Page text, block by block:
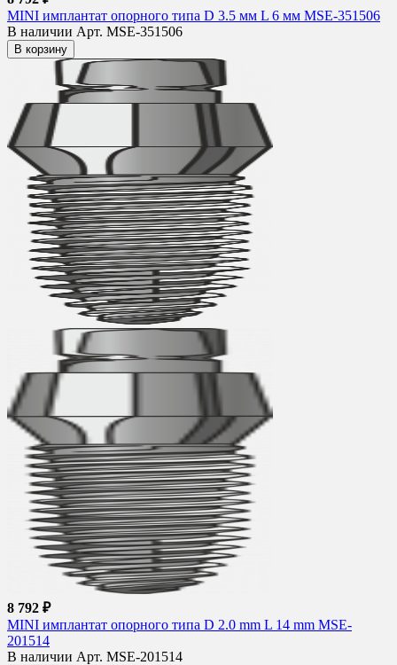
MINI имплантат опорного типа D 3.5 мм L 6 мм MSE-351506
В наличии Арт. MSE-351506
В корзину
8 792 ₽
MINI имплантат опорного типа D 2.0 mm L 14 mm MSE-
201514
В наличии Арт. MSE-201514